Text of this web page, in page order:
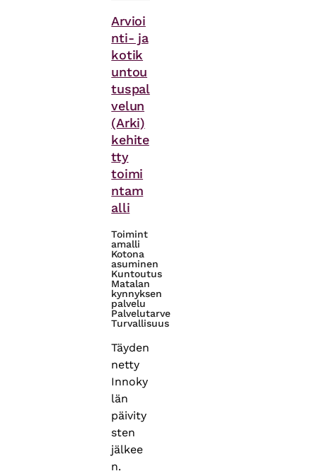
Arvioi
nti- ja
kotik
untou
tuspal
velun
(Arki)
kehite
tty
toimi
ntam
alli
Toimint
amalli
Kotona
asuminen
Kuntoutus
Matalan
kynnyksen
palvelu
Palvelutarve
Turvallisuus
Täyden
netty
Innoky
län
päivity
sten
jälkee
n.